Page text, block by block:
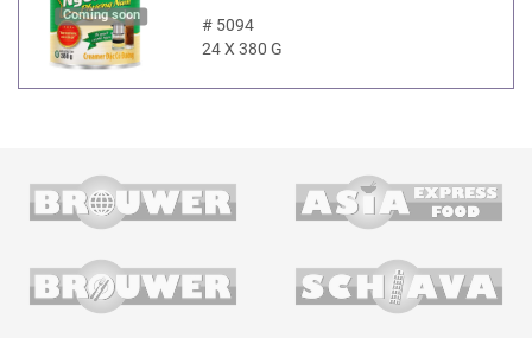
Coming soon
#5094
24 X 380 G